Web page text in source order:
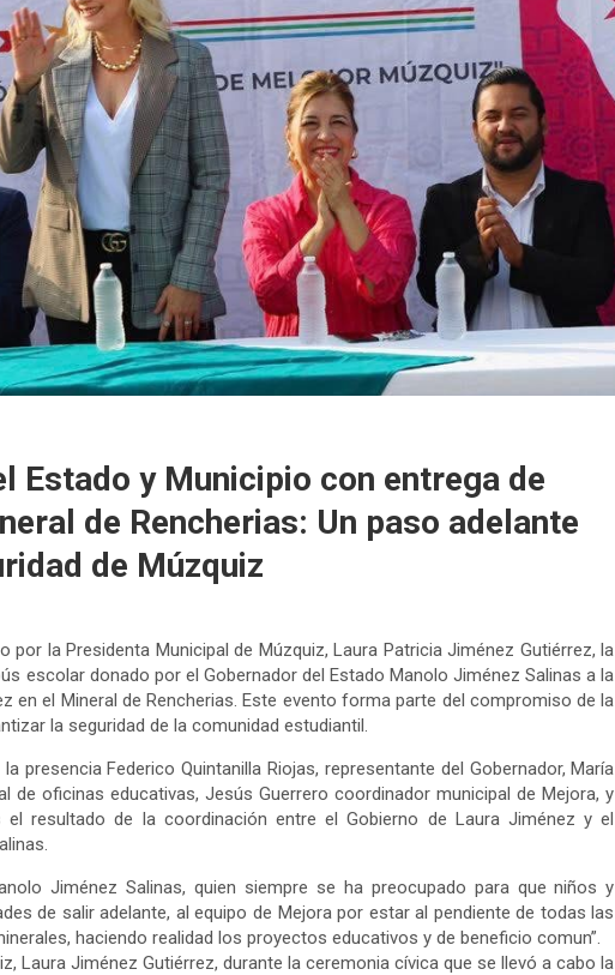
Estado y Municipio con entrega de
de Rencherias: Un paso adelante
de Múzquiz
por la Presidenta Municipal de Múzquiz, Laura Patricia Jiménez Gutiérrez, la
escolar donado por el Gobernador del Estado Manolo Jiménez Salinas a la
en el Mineral de Rencherias. Este evento forma parte del compromiso de la
la seguridad de la comunidad estudiantil.
presencia Federico Quintanilla Riojas, representante del Gobernador, María
de oficinas educativas, Jesús Guerrero coordinador municipal de Mejora, y
el resultado de la coordinación entre el Gobierno de Laura Jiménez y el
Jiménez Salinas, quien siempre se ha preocupado para que niños y
de salir adelante, al equipo de Mejora por estar al pendiente de todas las
haciendo realidad los proyectos educativos y de beneficio comun”.
Laura Jiménez Gutiérrez, durante la ceremonia cívica que se llevó a cabo la